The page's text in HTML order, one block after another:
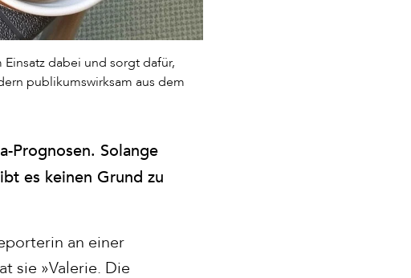
dabei und sorgt dafür,
publikumswirksam aus dem
Prognosen. Solange
es keinen Grund zu
an einer
sie »Valerie. Die